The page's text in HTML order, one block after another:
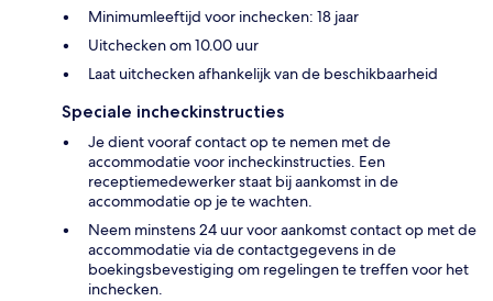
Minimumleeftijd voor inchecken: 18 jaar
Uitchecken om 10.00 uur
Laat uitchecken afhankelijk van de beschikbaarheid
Speciale incheckinstructies
Je dient vooraf contact op te nemen met de
accommodatie voor incheckinstructies. Een
receptiemedewerker staat bij aankomst in de
accommodatie op je te wachten.
Neem minstens 24 uur voor aankomst contact op met de
accommodatie via de contactgegevens in de
boekingsbevestiging om regelingen te treffen voor het
inchecken.